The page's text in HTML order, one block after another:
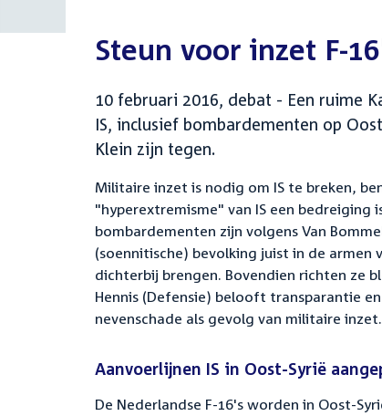
Steun voor inzet F-
10 februari 2016, debat - Een ruime
IS, inclusief bombardementen op
Klein zijn tegen.
Militaire inzet is nodig om IS te breken,
"hyperextremisme" van IS een bedreiging
bombardementen zijn volgens Van
(soennitische) bevolking juist in de armen
dichterbij brengen. Bovendien richten ze
Hennis (Defensie) belooft transparantie
nevenschade als gevolg van militaire inzet.
Aanvoerlijnen IS in Oost-Syrië
De Nederlandse F-16's worden in Oost-